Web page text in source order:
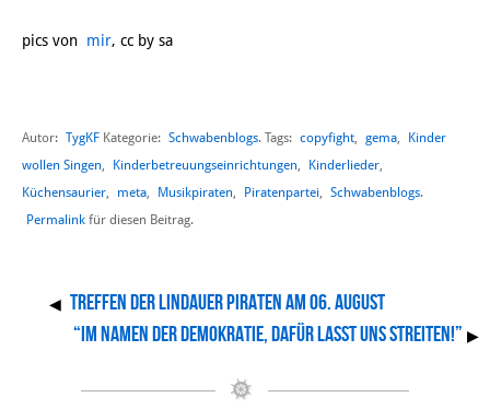
pics von mir, cc by sa
Autor: TygKF Kategorie: Schwabenblogs. Tags: copyfight, gema, Kinder
wollen Singen, Kinderbetreuungseinrichtungen, Kinderlieder,
Küchensaurier, meta, Musikpiraten, Piratenpartei, Schwabenblogs.
Permalink für diesen Beitrag.
◀ Treffen der Lindauer Piraten am 06. August
“Im Namen der Demokratie, dafür lasst uns streiten!” ▶